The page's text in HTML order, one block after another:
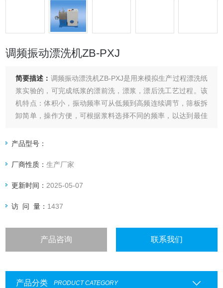
调频振动漂洗机ZB-PXJ
简要描述： 调频振动漂洗机ZB-PXJ是用来模拟生产过程漂洗纸
浆实验的，可完成纸浆的漂前洗，漂浆，漂后洗工艺过程。该
机特点：体积小，振动频率可从低频到高频连续调节，筛板拆
卸简单，操作方便，可根据浆料选择不同的频率，以达到最佳
产品型号：
厂商性质：生产厂家
更新时间： 2025-05-07
访 问 量： 1437
产品咨询 联系我们
产品分类 PRODUCT CATEGORY